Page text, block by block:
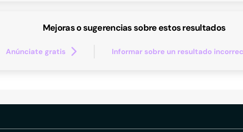
Mejoras o sugerencias sobre estos resultados
Anúnciate gratis Informar sobre un resultado